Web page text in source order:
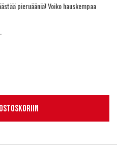
pieruääniä! Voiko hauskempaa
ostoskoriin